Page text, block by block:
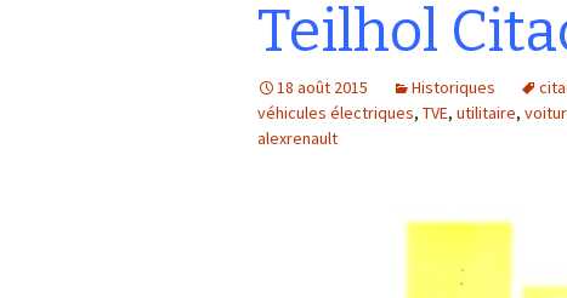
Teilhol
18 août 2015 Historiques
véhicules électriques, TVE, utilitaire,
alexrenault